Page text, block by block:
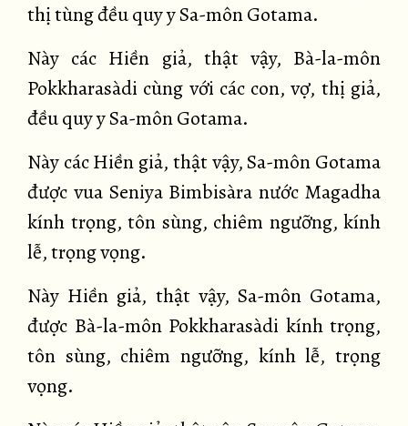
thị tùng đều quy y Sa-môn Gotama.
Này các Hiền giả, thật vậy, Bà-la-môn
Pokkharasàdi cùng với các con, vợ, thị giả,
đều quy y Sa-môn Gotama.
Này các Hiền giả, thật vậy, Sa-môn Gotama
được vua Seniya Bimbisàra nước Magadha
kính trọng, tôn sùng, chiêm ngưỡng, kính
lễ, trọng vọng.
Này Hiền giả, thật vậy, Sa-môn Gotama,
được Bà-la-môn Pokkharasàdi kính trọng,
tôn sùng, chiêm ngưỡng, kính lễ, trọng
vọng.